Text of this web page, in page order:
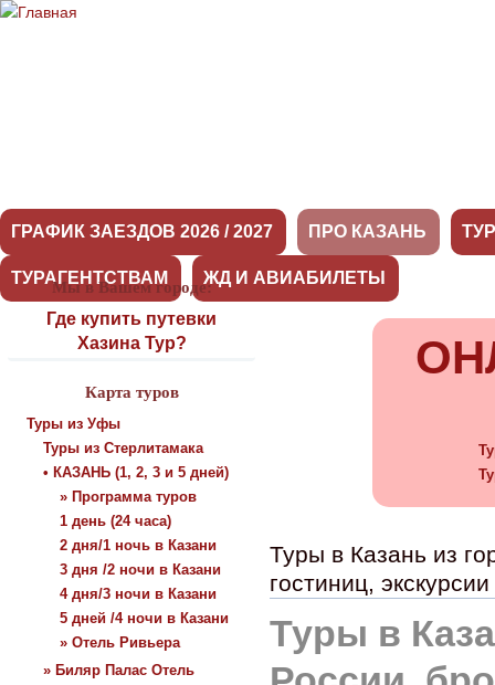
ГРАФИК ЗАЕЗДОВ 2026 / 2027 ПРО КАЗАНЬ
ТУРАГЕНТСТВАМ ЖД И АВИАБИЛЕТЫ
Мы в Вашем городе:
Где купить путевки
Хазина Тур?
Карта туров
Туры из Уфы
Туры из Стерлитамака
• КАЗАНЬ (1, 2, 3 и 5 дней)
» Программа туров
1 день (24 часа)
2 дня/1 ночь в Казани
3 дня /2 ночи в Казани
4 дня/3 ночи в Казани
5 дней /4 ночи в Казани
» Отель Ривьера
» Биляр Палас Отель
Про Казань
Туры в Казань из
гостиниц,
Туры в